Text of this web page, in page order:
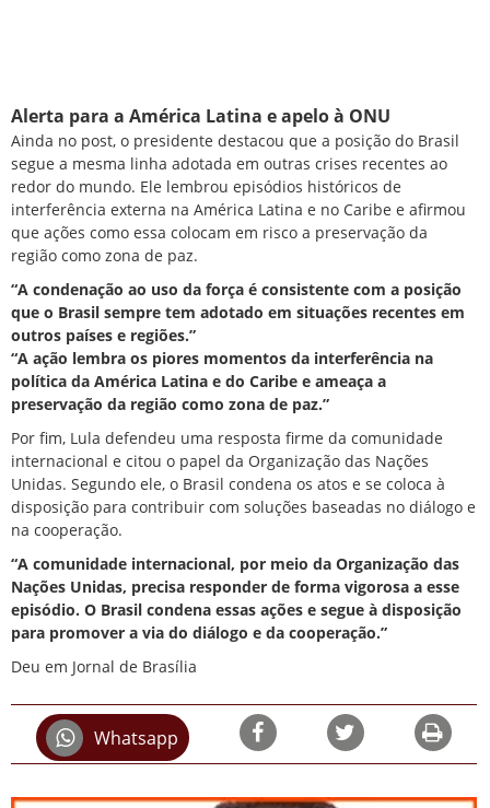
Alerta para a América Latina e apelo à ONU
Ainda no post, o presidente destacou que a posição do Brasil
segue a mesma linha adotada em outras crises recentes ao
redor do mundo. Ele lembrou episódios históricos de
interferência externa na América Latina e no Caribe e afirmou
que ações como essa colocam em risco a preservação da
região como zona de paz.
“A condenação ao uso da força é consistente com a posição
que o Brasil sempre tem adotado em situações recentes em
outros países e regiões.”
“A ação lembra os piores momentos da interferência na
política da América Latina e do Caribe e ameaça a
preservação da região como zona de paz.”
Por fim, Lula defendeu uma resposta firme da comunidade
internacional e citou o papel da Organização das Nações
Unidas. Segundo ele, o Brasil condena os atos e se coloca à
disposição para contribuir com soluções baseadas no diálogo e
na cooperação.
“A comunidade internacional, por meio da Organização das
Nações Unidas, precisa responder de forma vigorosa a esse
episódio. O Brasil condena essas ações e segue à disposição
para promover a via do diálogo e da cooperação.”
Deu em Jornal de Brasília
Whatsapp